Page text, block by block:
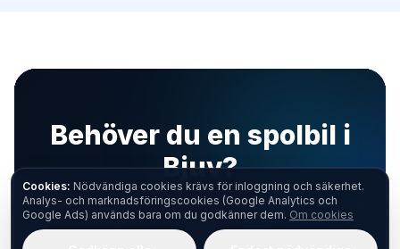
Behöver du en spolbil i
Bjuv?
Ring oss dygnet runt eller boka online – vi är
snabbt på plats.
Cookies: Nödvändiga cookies krävs för inloggning och säkerhet.
Analys- och marknadsföringscookies (Google Analytics och
Google Ads) används bara om du godkänner dem. Om cookies